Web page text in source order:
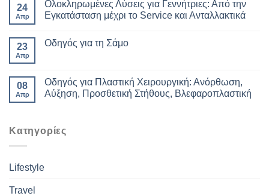
24
Απρ
Ολοκληρωμένες Λύσεις για Γεννήτριες: Από την
Εγκατάσταση μέχρι το Service και Ανταλλακτικά
23
Απρ
Οδηγός για τη Σάμο
08
Απρ
Οδηγός για Πλαστική Χειρουργική: Ανόρθωση,
Αύξηση, Προσθετική Στήθους, Βλεφαροπλαστική
Kατηγορίες
Lifestyle
Travel